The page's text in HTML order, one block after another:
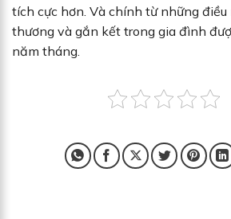
tích cực hơn. Và chính từ những điều
thương và gắn kết trong gia đình
năm tháng.